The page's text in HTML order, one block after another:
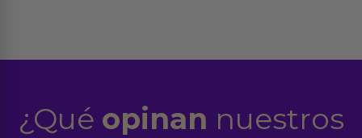
¿Qué opinan nuestros